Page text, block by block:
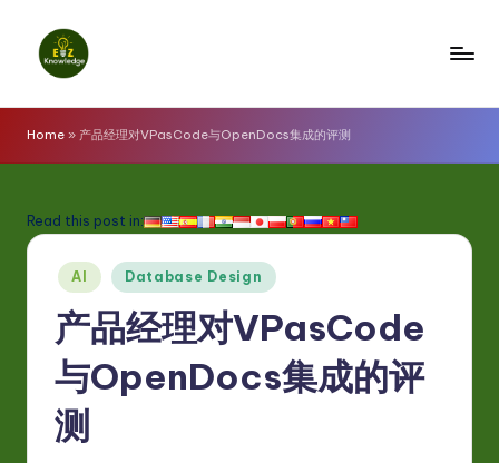
z
K
o
w
d
Home » 产品经理对VPasCode与OpenDocs集成的评测
Read this post in:
Posted
in
AI Database Design
产品经理对VPasCode
与OpenDocs集成的评
测